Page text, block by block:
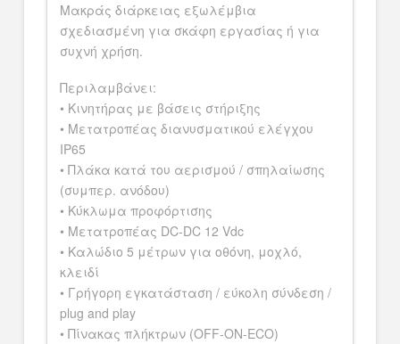
Μακράς διάρκειας εξωλέμβια
σχεδιασμένη για σκάφη εργασίας ή για
συχνή χρήση.
Περιλαμβάνει:
• Κινητήρας με βάσεις στήριξης
• Μετατροπέας διανυσματικού ελέγχου
IP65
• Πλάκα κατά του αερισμού / σπηλαίωσης
(συμπερ. ανόδου)
• Κύκλωμα προφόρτισης
• Μετατροπέας DC-DC 12 Vdc
• Καλώδιο 5 μέτρων για οθόνη, μοχλό,
κλειδί
• Γρήγορη εγκατάσταση / εύκολη σύνδεση /
plug and play
• Πίνακας πλήκτρων (OFF-ON-ECO)